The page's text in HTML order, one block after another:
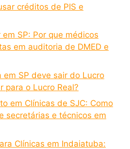
créditos de PIS e
SP: Por que médicos
em auditoria de DMED e
em SP deve sair do Lucro
para o Lucro Real?
em Clínicas de SJC: Como
secretárias e técnicos em
Clínicas em Indaiatuba: